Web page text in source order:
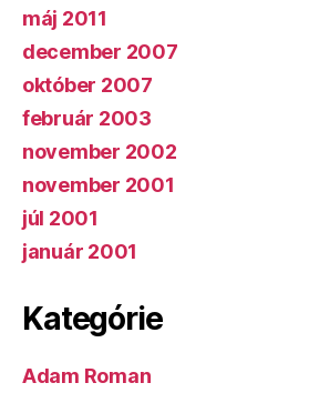
máj 2011
december 2007
október 2007
február 2003
november 2002
november 2001
júl 2001
január 2001
Kategórie
Adam Roman